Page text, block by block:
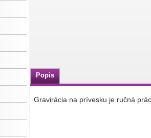
Popis
Gravirácia na prívesku je ručná